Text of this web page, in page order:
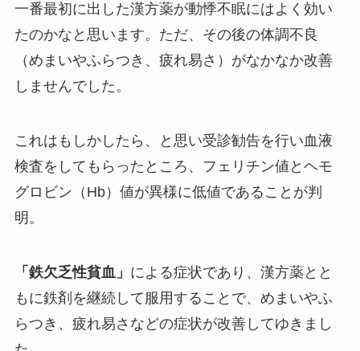
一番最初に出した漢方薬が動悸不眠にはよく効い
たのかなと思います。ただ、その後の体調不良
（めまいやふらつき、疲れ易さ）がなかなか改善
しませんでした。
これはもしかしたら、と思い受診勧告を行い血液
検査をしてもらったところ、フェリチン値とヘモ
グロビン（Hb）値が異様に低値であることが判
明。
「鉄欠乏性貧血」 による症状であり、漢方薬とと
もに鉄剤を継続して服用することで、めまいやふ
らつき、疲れ易さなどの症状が改善してゆきまし